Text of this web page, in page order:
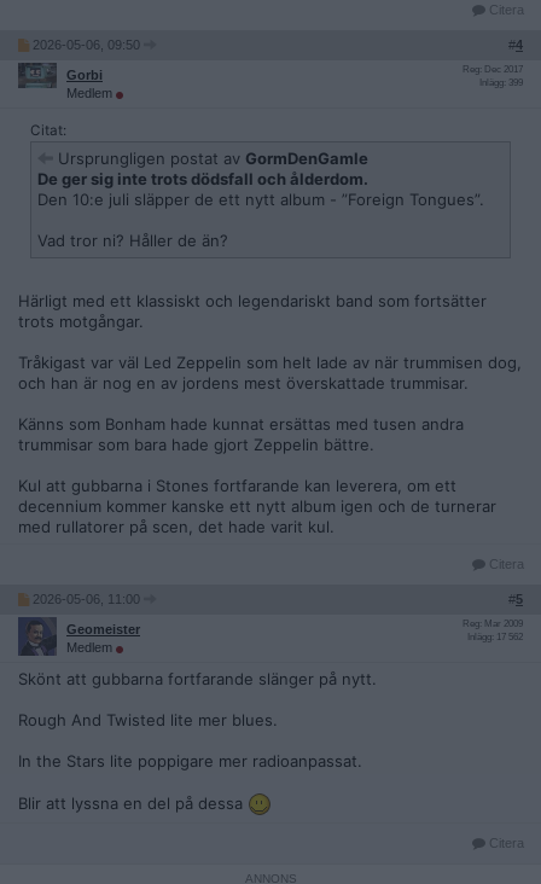
Citera
2026-05-06, 09:50 #4
Gorbi
Medlem
Reg: Dec 2017
Inlägg: 399
Citat:
Ursprungligen postat av GormDenGamle
De ger sig inte trots dödsfall och ålderdom.
Den 10:e juli släpper de ett nytt album - ”Foreign Tongues”.
Vad tror ni? Håller de än?
Härligt med ett klassiskt och legendariskt band som fortsätter
trots motgångar.
Tråkigast var väl Led Zeppelin som helt lade av när trummisen dog,
och han är nog en av jordens mest överskattade trummisar.
Känns som Bonham hade kunnat ersättas med tusen andra
trummisar som bara hade gjort Zeppelin bättre.
Kul att gubbarna i Stones fortfarande kan leverera, om ett
decennium kommer kanske ett nytt album igen och de turnerar
med rullatorer på scen, det hade varit kul.
Citera
2026-05-06, 11:00 #5
Geomeister
Medlem
Reg: Mar 2009
Inlägg: 17 562
Skönt att gubbarna fortfarande slänger på nytt.
Rough And Twisted lite mer blues.
In the Stars lite poppigare mer radioanpassat.
Blir att lyssna en del på dessa
Citera